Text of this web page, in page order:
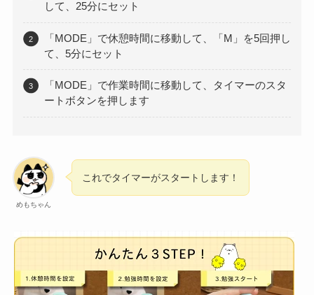
して、25分にセット
「MODE」で休憩時間に移動して、「M」を5回押し
て、5分にセット
「MODE」で作業時間に移動して、タイマーのスタ
ートボタンを押します
めもちゃん
これでタイマーがスタートします！